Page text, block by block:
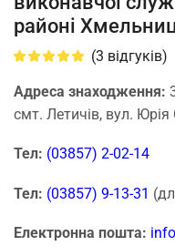
районі
(3 відгуків)
Адреса знаходження:
смт. Летичів, вул. Юрія
Тел: (03857) 2-02-14
Тел: (03857) 9-13-31
Електронна пошта: